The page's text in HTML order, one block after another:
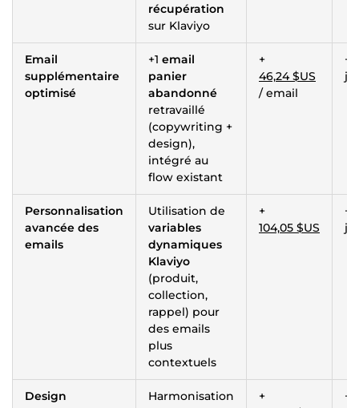
récupération
sur Klaviyo
Email
supplémentaire
optimisé
+1 email
panier
abandonné
retravaillé
(copywriting +
design),
intégré au
flow existant
+
46,24 $US
/ email
+ 1
Personnalisation
avancée des
emails
Utilisation de
variables
dynamiques
Klaviyo
(produit,
collection,
rappel) pour
des emails
plus
contextuels
+
104,05 $US
+
Design
Harmonisation
+
+